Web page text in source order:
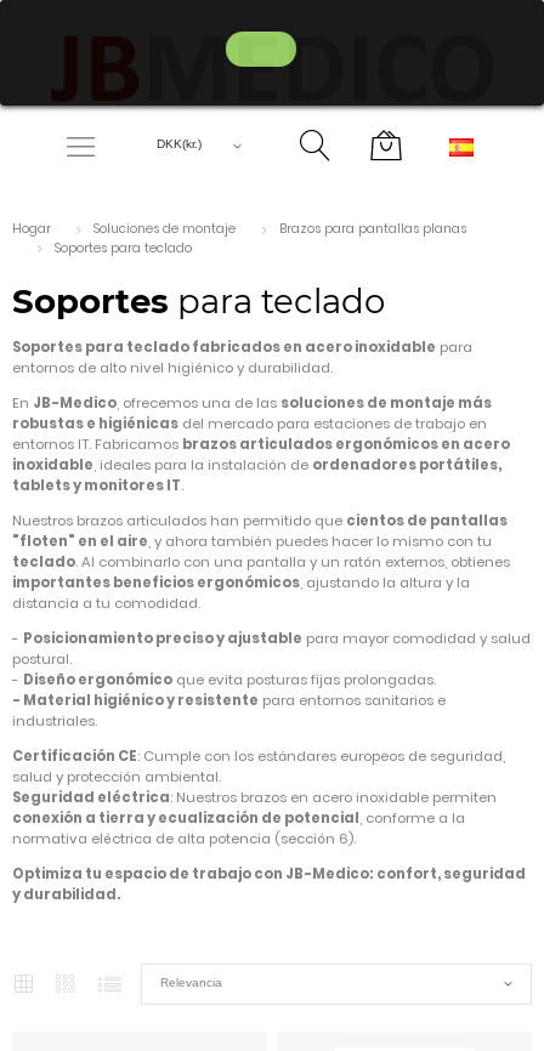
Hogar Soluciones de montaje
Brazos para pantallas planas
Soportes para teclado
Soportes para teclado
Soportes para teclado fabricados en acero inoxidable para
entornos de alto nivel higiénico y durabilidad.
En JB-Medico , ofrecemos una de las soluciones de montaje más
robustas e higiénicas del mercado para estaciones de trabajo en
entornos IT. Fabricamos brazos articulados ergonómicos en acero
inoxidable , ideales para la instalación de ordenadores portátiles,
tablets y monitores IT.
Nuestros brazos articulados han permitido que cientos de pantallas
"floten" en el aire , y ahora también puedes hacer lo mismo con tu
teclado. Al combinarlo con una pantalla y un ratón externos, obtienes
importantes beneficios ergonómicos , ajustando la altura y la
distancia a tu comodidad.
- Posicionamiento preciso y ajustable para mayor comodidad y salud
postural.
- Diseño ergonómico que evita posturas fijas prolongadas.
- Material higiénico y resistente para entornos sanitarios e
industriales.
Certificación CE: Cumple con los estándares europeos de seguridad,
salud y protección ambiental.
Seguridad eléctrica: Nuestros brazos en acero inoxidable permiten
conexión a tierra y ecualización de potencial , conforme a la
normativa eléctrica de alta potencia (sección 6).
Optimiza tu espacio de trabajo con JB-Medico: confort, seguridad
y durabilidad.